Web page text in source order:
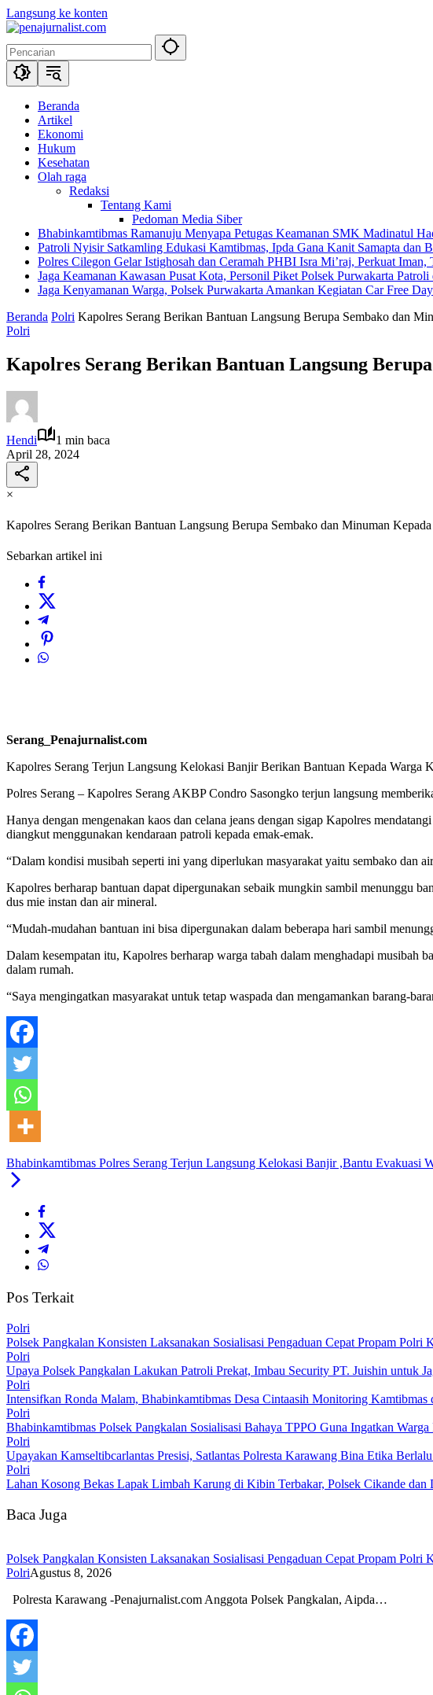
Langsung ke konten
Beranda
Artikel
Ekonomi
Hukum
Kesehatan
Olah raga
Redaksi
Tentang Kami
Pedoman Media Siber
Bhabinkamtibmas Ramanuju Menyapa Petugas Keamanan SMK Madinatul
Patroli Nyisir Satkamling Edukasi Kamtibmas, Ipda Gana Kanit Samapta dan
Polres Cilegon Gelar Istighosah dan Ceramah PHBI Isra Mi’raj, Perkuat
Jaga Keamanan Kawasan Pusat Kota, Personil Piket Polsek Purwakarta
Jaga Kenyamanan Warga, Polsek Purwakarta Amankan Kegiatan Car Free Day
Beranda Polri Kapolres Serang Berikan Bantuan Langsung Berupa Sembako dan
Polri
Kapolres Serang Berikan Bantuan Langsung
Hendi
1 min baca
April 28, 2024
×
Kapolres Serang Berikan Bantuan Langsung Berupa Sembako dan Minuman
Sebarkan artikel ini
Serang_Penajurnalist.com
Kapolres Serang Terjun Langsung Kelokasi Banjir Berikan Bantuan Kepada Warga
Polres Serang – Kapolres Serang AKBP Condro Sasongko terjun langsung
Hanya dengan mengenakan kaos dan celana jeans dengan sigap Kapolres
diangkut menggunakan kendaraan patroli kepada emak-emak.
“Dalam kondisi musibah seperti ini yang diperlukan masyarakat yaitu sembako dan
Kapolres berharap bantuan dapat dipergunakan sebaik mungkin sambil menunggu
dus mie instan dan air mineral.
“Mudah-mudahan bantuan ini bisa dipergunakan dalam beberapa hari sambil
Dalam kesempatan itu, Kapolres berharap warga tabah dalam menghadapi musibah
dalam rumah.
“Saya mengingatkan masyarakat untuk tetap waspada dan mengamankan barang-
Bhabinkamtibmas Polres Serang Terjun Langsung Kelokasi Banjir ,Bantu Evakuasi
Pos Terkait
Polri
Polsek Pangkalan Konsisten Laksanakan Sosialisasi Pengaduan Cepat Propam
Polri
Upaya Polsek Pangkalan Lakukan Patroli Prekat, Imbau Security PT. Juishin untuk
Polri
Intensifkan Ronda Malam, Bhabinkamtibmas Desa Cintaasih Monitoring
Polri
Bhabinkamtibmas Polsek Pangkalan Sosialisasi Bahaya TPPO Guna Ingatkan
Polri
Upayakan Kamseltibcarlantas Presisi, Satlantas Polresta Karawang Bina Etika
Polri
Lahan Kosong Bekas Lapak Limbah Karung di Kibin Terbakar, Polsek Cikande dan
Baca Juga
Polsek Pangkalan Konsisten Laksanakan Sosialisasi Pengaduan Cepat Propam
PolriAgustus 8, 2026
Polresta Karawang -Penajurnalist.com Anggota Polsek Pangkalan, Aipda…